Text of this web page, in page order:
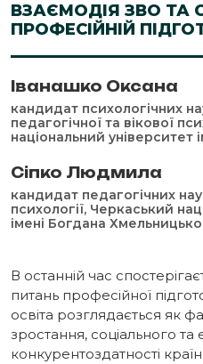
ВЗАЄМОДІЯ ЗВО ТА
ПРОФЕСІЙНІЙ
Іванашко Оксана
кандидат психологічних
педагогічної та вікової
національний університет
Сіпко Людмила
кандидат педагогічних
психології, Черкаський
імені Богдана
В останній час
питань професійної
освіта розглядається як
зростання, соціального
конкурентоздатності